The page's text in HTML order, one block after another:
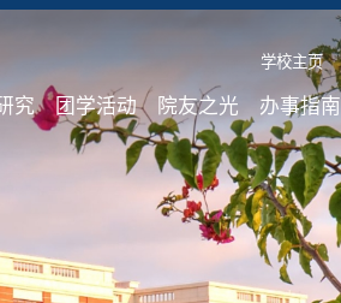
学校主页
究 团学活动 院友之光 办事指南